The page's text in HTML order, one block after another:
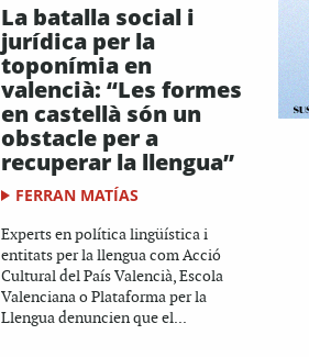
La batalla social i
jurídica per la
toponímia en
valencià: “Les formes
en castellà són un
obstacle per a
recuperar la llengua”
FERRAN MATÍAS
Experts en política lingüística i
entitats per la llengua com Acció
Cultural del País Valencià, Escola
Valenciana o Plataforma per la
Llengua denuncien que el...